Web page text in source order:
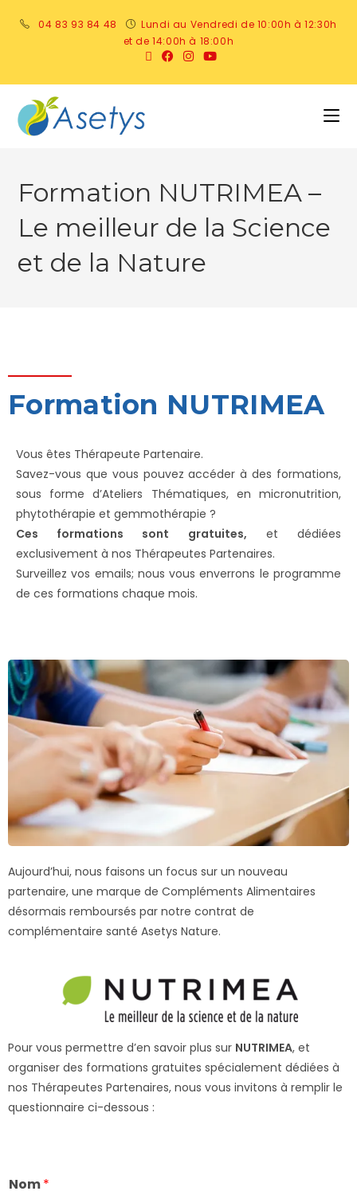
04 83 93 84 48
Lundi au Vendredi de 10:00h à 12:30h
et de 14:00h à 18:00h
Formation NUTRIMEA –
Le meilleur de la Science
et de la Nature
Formation NUTRIMEA
Vous êtes Thérapeute Partenaire.
Savez-vous que vous pouvez accéder à des formations,
sous forme d’Ateliers Thématiques, en micronutrition,
phytothérapie et gemmothérapie ?
Ces formations sont gratuites, et dédiées
exclusivement à nos Thérapeutes Partenaires.
Surveillez vos emails; nous vous enverrons le programme
de ces formations chaque mois.
Aujourd’hui, nous faisons un focus sur un nouveau
partenaire, une marque de Compléments Alimentaires
désormais remboursés par notre contrat de
complémentaire santé Asetys Nature.
Pour vous permettre d’en savoir plus sur NUTRIMEA, et
organiser des formations gratuites spécialement dédiées à
nos Thérapeutes Partenaires, nous vous invitons à remplir le
questionnaire ci-dessous :
Nom*